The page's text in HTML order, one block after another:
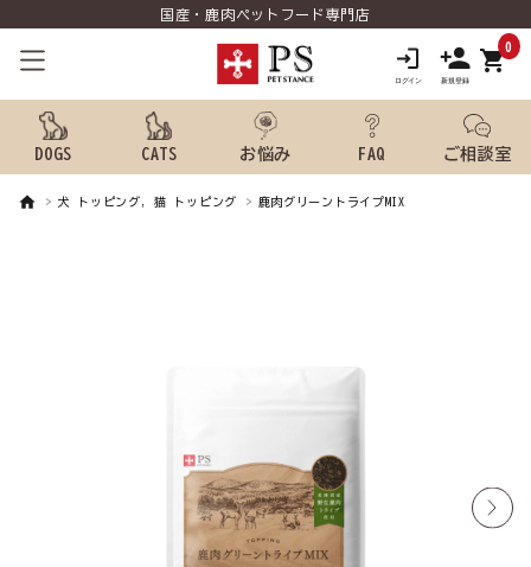
国産・鹿肉ペットフード専門店
shopping_cart0
DOGS CATS お悩み FAQ ご相談室
犬 トッピング, 猫 トッピング 鹿肉グリーントライプMIX